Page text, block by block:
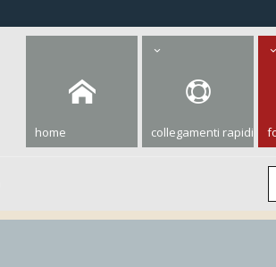
home collegamenti rapidi